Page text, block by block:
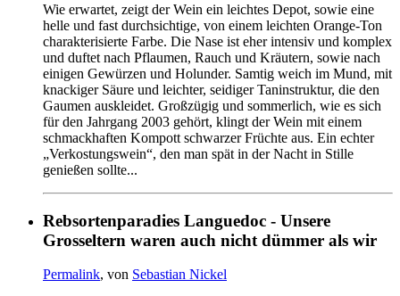
Wie erwartet, zeigt der Wein ein leichtes Depot, sowie eine
helle und fast durchsichtige, von einem leichten Orange-Ton
charakterisierte Farbe. Die Nase ist eher intensiv und komplex
und duftet nach Pflaumen, Rauch und Kräutern, sowie nach
einigen Gewürzen und Holunder. Samtig weich im Mund, mit
knackiger Säure und leichter, seidiger Taninstruktur, die den
Gaumen auskleidet. Großzügig und sommerlich, wie es sich
für den Jahrgang 2003 gehört, klingt der Wein mit einem
schmackhaften Kompott schwarzer Früchte aus. Ein echter
„Verkostungswein“, den man spät in der Nacht in Stille
genießen sollte...
Rebsortenparadies Languedoc - Unsere
Grosseltern waren auch nicht dümmer als wir
Permalink, von Sebastian Nickel